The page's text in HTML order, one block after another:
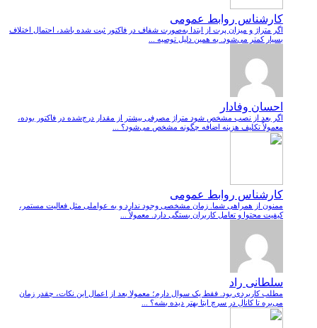
کارشناس روابط عمومی
اگر متراژ و میزان پرت از ابتدا به‌صورت شفاف در فاکتور ثبت شده باشد، احتمال اختلاف
بسیار کمتر می‌شود. به همین دلیل توصیه ...
احسان وفادار
اگر بعد از نصب مشخص شود متراژ مصرفی بیشتر از مقدار درج‌شده در فاکتور بوده،
معمولاً تکلیف هزینه اضافه چگونه مشخص می‌شود؟ ...
کارشناس روابط عمومی
ممنون از همراهی شما. زمان مشخصی وجود ندارد و به عواملی مثل فعالیت مستمر،
کیفیت محتوا و تعامل کاربران بستگی دارد. معمولاً ...
سلطانی راد
مطلب کاربردی بود. فقط یک سوال دارم؛ معمولا بعد از اعمال این نکات، چقدر زمان
می‌بره تا کانال در سرچ ایتا بهتر دیده بشه؟ ...